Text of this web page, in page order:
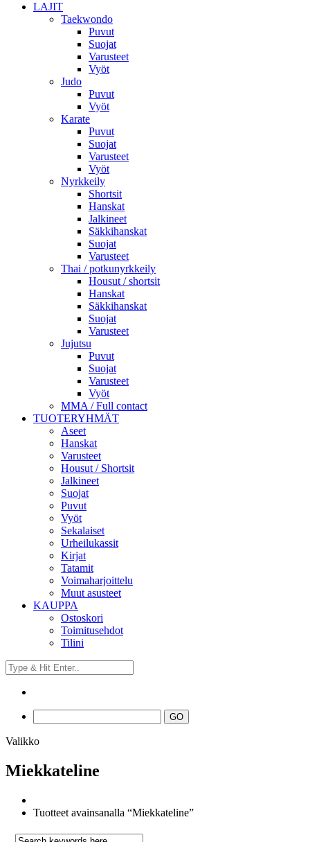
LAJIT
Taekwondo
Puvut
Suojat
Varusteet
Vyöt
Judo
Puvut
Vyöt
Karate
Puvut
Suojat
Varusteet
Vyöt
Nyrkkeily
Shortsit
Hanskat
Jalkineet
Säkkihanskat
Suojat
Varusteet
Thai / potkunyrkkeily
Housut / shortsit
Hanskat
Säkkihanskat
Suojat
Varusteet
Jujutsu
Puvut
Suojat
Varusteet
Vyöt
MMA / Full contact
TUOTERYHMÄT
Aseet
Hanskat
Varusteet
Housut / Shortsit
Jalkineet
Suojat
Puvut
Vyöt
Sekalaiset
Urheilukassit
Kirjat
Tatamit
Voimaharjoittelu
Muut asusteet
KAUPPA
Ostoskori
Toimitusehdot
Tilini
Valikko
Miekkateline
Tuotteet avainsanalla “Miekkateline”